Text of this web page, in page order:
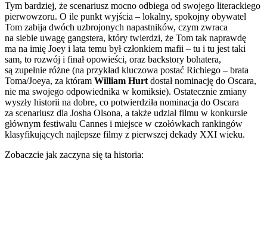
Tym bardziej, że scenariusz mocno odbiega od swojego literackiego
pierwowzoru. O ile punkt wyjścia – lokalny, spokojny obywatel
Tom zabija dwóch uzbrojonych napastników, czym zwraca
na siebie uwagę gangstera, który twierdzi, że Tom tak naprawdę
ma na imię Joey i lata temu był członkiem mafii – tu i tu jest taki
sam, to rozwój i finał opowieści, oraz backstory bohatera,
są zupełnie różne (na przykład kluczowa postać Richiego – brata
Toma/Joeya, za któram William Hurt dostał nominację do Oscara,
nie ma swojego odpowiednika w komiksie). Ostatecznie zmiany
wyszły historii na dobre, co potwierdziła nominacja do Oscara
za scenariusz dla Josha Olsona, a także udział filmu w konkursie
głównym festiwalu Cannes i miejsce w czołówkach rankingów
klasyfikujących najlepsze filmy z pierwszej dekady XXI wieku.
Zobaczcie jak zaczyna się ta historia: